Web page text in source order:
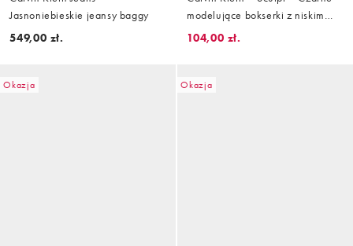
Jasnoniebieskie jeansy baggy
549,00 zł.
modelujące bokserki z niskim
stanem i wzorem z logo
104,00 zł.
Okazja Okazja